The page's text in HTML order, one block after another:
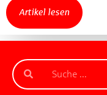
Artikel lesen